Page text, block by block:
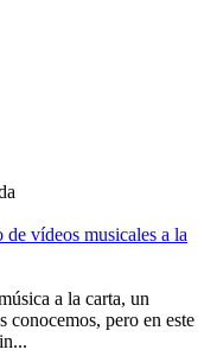
vídeos musicales a la
a la carta, un
pero en este